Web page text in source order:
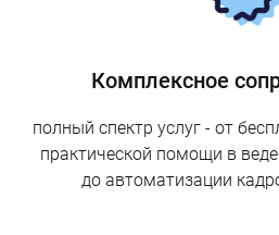
Комплексное
полный спектр услуг - от
практической помощи в
до автоматизации